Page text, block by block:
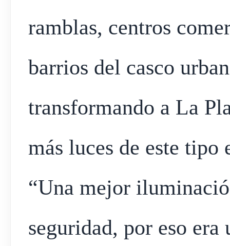
ramblas, centros
barrios del casco
transformando a La
más luces de este tipo
“Una mejor
seguridad, por eso